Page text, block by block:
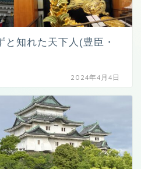
知れた天下人(豊臣・
2024年4月4日